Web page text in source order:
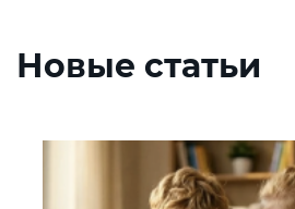
Новые статьи